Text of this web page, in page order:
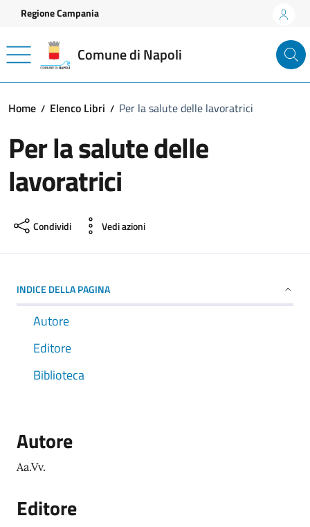
Vai ai contenuti
Vai al footer
Regione Campania
Comune di Napoli
Home Elenco Libri Per la salute delle lavoratrici
Per la salute delle
lavoratrici
Condividi Vedi azioni
INDICE DELLA PAGINA
Autore
Editore
Biblioteca
Autore
Aa.Vv.
Editore